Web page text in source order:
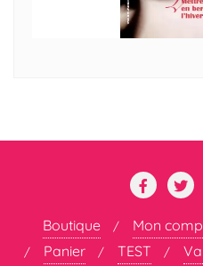
Boutique Mon
Panier
TEST